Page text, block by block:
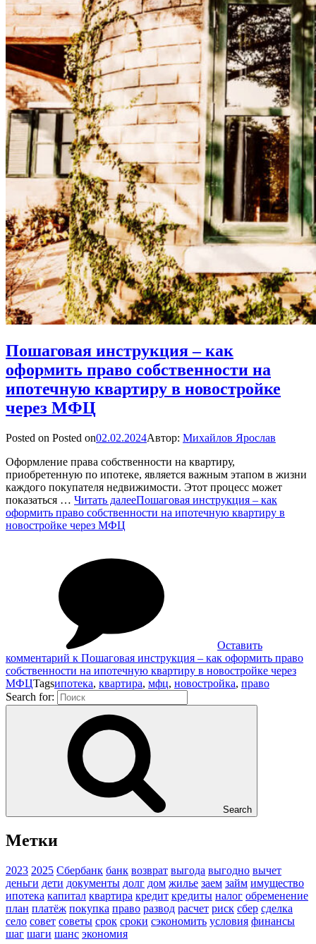
Пошаговая инструкция – как
оформить право собственности на
ипотечную квартиру в новостройке
через МФЦ
Posted on Posted on02.02.2024Автор: Михайлов Ярослав
Оформление права собственности на квартиру,
приобретенную по ипотеке, является важным этапом в жизни
каждого покупателя недвижимости. Этот процесс может
показаться … Читать далееПошаговая инструкция – как
оформить право собственности на ипотечную квартиру в
новостройке через МФЦ
Оставить
комментарий к Пошаговая инструкция – как оформить право
собственности на ипотечную квартиру в новостройке через
МФЦTagsипотека, квартира, мфц, новостройка, право
Search for:
Search
Метки
2023 2025 Сбербанк банк возврат выгода выгодно вычет
деньги дети документы долг дом жилье заем займ имущество
ипотека капитал квартира кредит кредиты налог обременение
план платёж покупка право развод расчет риск сбер сделка
село совет советы срок сроки сэкономить условия финансы
шаг шаги шанс экономия